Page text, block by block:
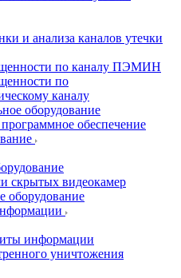
и анализа каналов утечки
по каналу ПЭМИН
по
каналу
оборудование
обеспечение
скрытых видеокамер
оборудование
информации
уничтожения